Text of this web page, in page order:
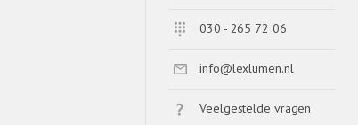
030 - 265 72 06
info@lexlumen.nl
Veelgestelde vragen